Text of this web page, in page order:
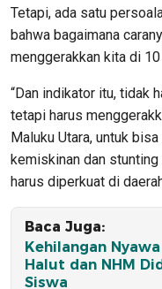
Tetapi, ada satu
bahwa bagaimana
menggerakkan kita di
“Dan indikator itu, tidak
tetapi harus
Maluku Utara, untuk
kemiskinan dan
harus diperkuat di
Baca Juga:
Kehilangan
Halut dan NHM
Siswa